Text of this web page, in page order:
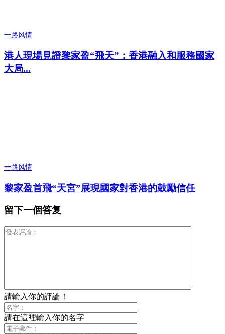
一路风情
港人現場見證黎家盈“飛天”：香港融入和服務國家
大局...
一路风情
黎家盈首飛“天宮”展現國家對香港的鼓勵信任
留下一個答复
請輸入你的評論！
請在這裡輸入你的名字